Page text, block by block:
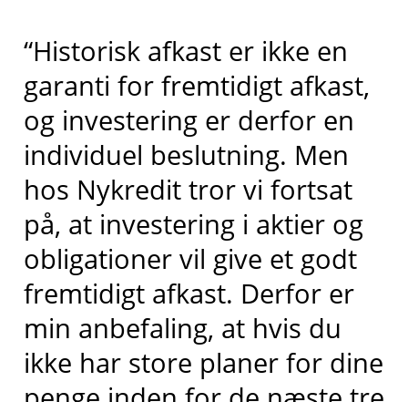
“Historisk afkast er ikke en
garanti for fremtidigt afkast,
og investering er derfor en
individuel beslutning. Men
hos Nykredit tror vi fortsat
på, at investering i aktier og
obligationer vil give et godt
fremtidigt afkast. Derfor er
min anbefaling, at hvis du
ikke har store planer for dine